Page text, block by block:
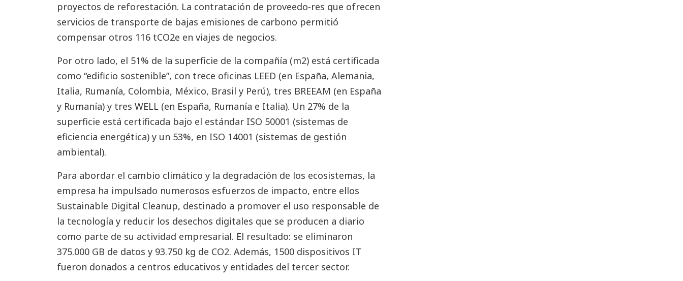
proyectos de reforestación. La contratación de proveedo-res que ofrecen
servicios de transporte de bajas emisiones de carbono permitió
compensar otros 116 tCO2e en viajes de negocios.
Por otro lado, el 51% de la superficie de la compañía (m2) está certificada
como “edificio sostenible”, con trece oficinas LEED (en España, Alemania,
Italia, Rumanía, Colombia, México, Brasil y Perú), tres BREEAM (en España
y Rumanía) y tres WELL (en España, Rumanía e Italia). Un 27% de la
superficie está certificada bajo el estándar ISO 50001 (sistemas de
eficiencia energética) y un 53%, en ISO 14001 (sistemas de gestión
ambiental).
Para abordar el cambio climático y la degradación de los ecosistemas, la
empresa ha impulsado numerosos esfuerzos de impacto, entre ellos
Sustainable Digital Cleanup, destinado a promover el uso responsable de
la tecnología y reducir los desechos digitales que se producen a diario
como parte de su actividad empresarial. El resultado: se eliminaron
375.000 GB de datos y 93.750 kg de CO2. Además, 1500 dispositivos IT
fueron donados a centros educativos y entidades del tercer sector.